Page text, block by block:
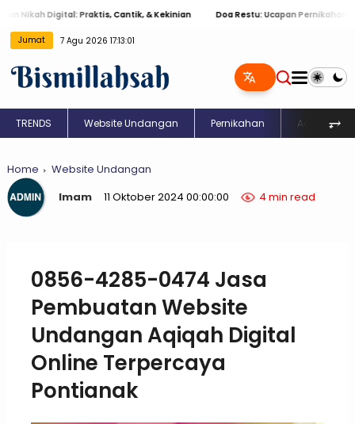
Digital: Praktis, Cantik, & Kekinian Doa Restu: Ucapan Pernikahan Islami
Jumat 7 Agu 2026 17:13:02
TRENDS Website Undangan Pernikahan Aqiqah⥅
Home
Website Undangan
Imam
11 Oktober 2024 00:00:00 4 min read
0856-4285-0474 Jasa
Pembuatan Website
Undangan Aqiqah Digital
Online Terpercaya
Pontianak